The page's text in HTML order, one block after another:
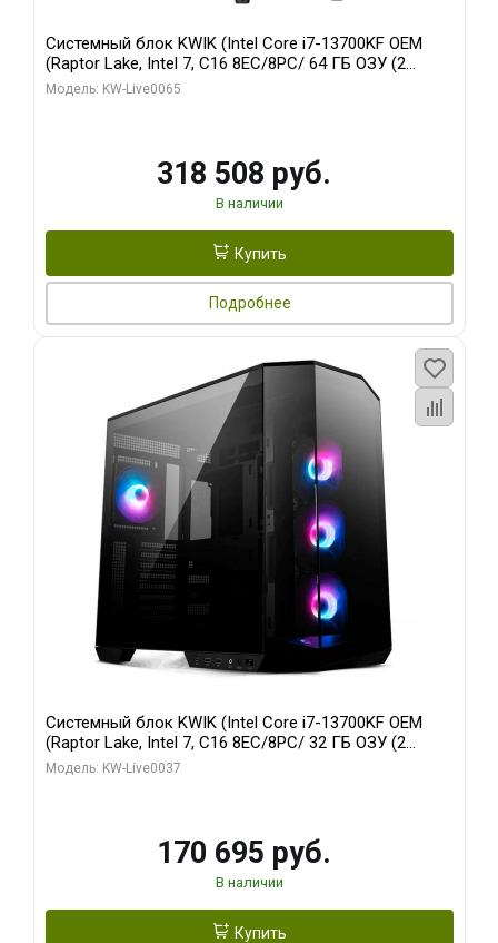
Системный блок KWIK (Intel Core i7-13700KF OEM
(Raptor Lake, Intel 7, C16 8EC/8PC/ 64 ГБ ОЗУ (2
модуля)/ ASUS RTX5080 PROART OC 16GB GDDR7
Модель: KW-Live0065
318 508 руб.
В наличии
Купить
Подробнее
Системный блок KWIK (Intel Core i7-13700KF OEM
(Raptor Lake, Intel 7, C16 8EC/8PC/ 32 ГБ ОЗУ (2
модуля)/ Gigabyte RTX5070 AERO OC 12GB GDDR7
Модель: KW-Live0037
170 695 руб.
В наличии
Купить